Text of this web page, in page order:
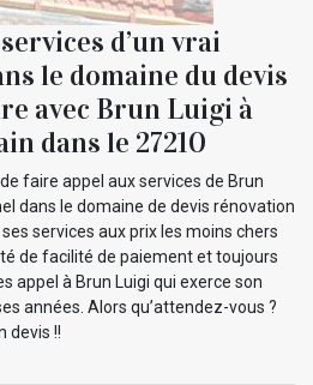
d’un vrai
le domaine du devis
avec Brun Luigi à
dans le 27210
faire appel aux services de Brun
dans le domaine de devis rénovation
services aux prix les moins chers
de facilité de paiement et toujours
appel à Brun Luigi qui exerce son
années. Alors qu’attendez-vous ?
devis !!